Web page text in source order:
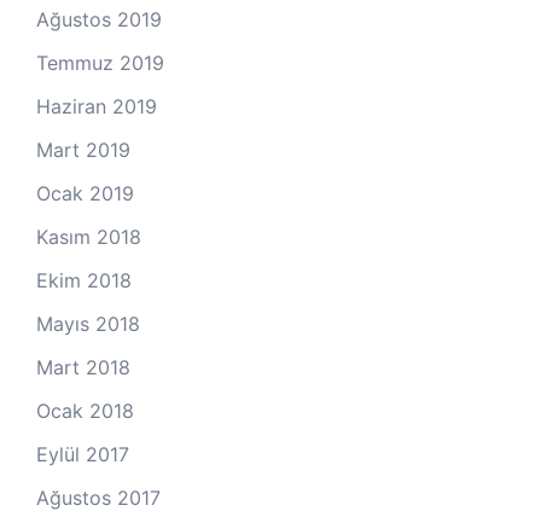
Ağustos 2019
Temmuz 2019
Haziran 2019
Mart 2019
Ocak 2019
Kasım 2018
Ekim 2018
Mayıs 2018
Mart 2018
Ocak 2018
Eylül 2017
Ağustos 2017